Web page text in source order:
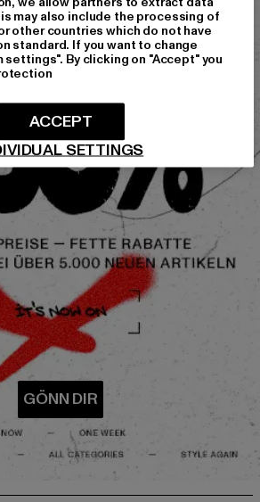
may also include the processing of
other countries which do not have
standard. If you want to change
settings". By clicking on "Accept" you
SETTINGS
ACCEPT